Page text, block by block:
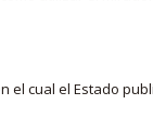
el cual el Estado